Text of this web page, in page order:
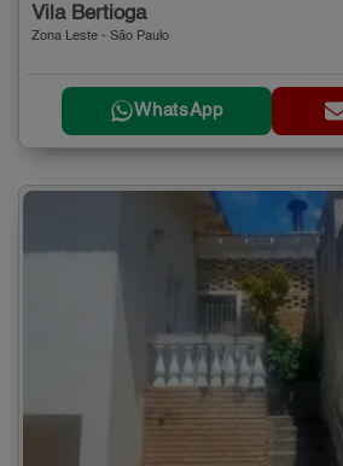
Vila Bertioga
Zona Leste - São Paulo
WhatsApp